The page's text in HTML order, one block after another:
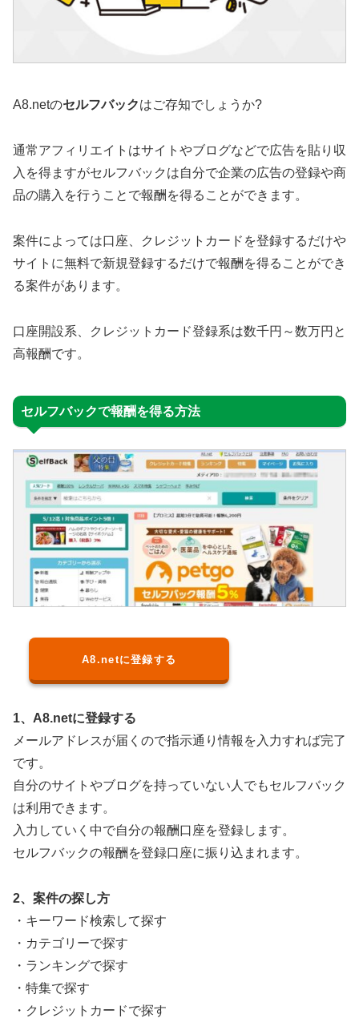
A8.netのセルフバックはご存知でしょうか?
通常アフィリエイトはサイトやブログなどで広告を貼り収
入を得ますがセルフバックは自分で企業の広告の登録や商
品の購入を行うことで報酬を得ることができます。
案件によっては口座、クレジットカードを登録するだけや
サイトに無料で新規登録するだけで報酬を得ることができ
る案件があります。
口座開設系、クレジットカード登録系は数千円～数万円と
高報酬です。
セルフバックで報酬を得る方法
A8.netに登録する
1、A8.netに登録する
メールアドレスが届くので指示通り情報を入力すれば完了
です。
自分のサイトやブログを持っていない人でもセルフバック
は利用できます。
入力していく中で自分の報酬口座を登録します。
セルフバックの報酬を登録口座に振り込まれます。
2、案件の探し方
・キーワード検索して探す
・カテゴリーで探す
・ランキングで探す
・特集で探す
・クレジットカードで探す